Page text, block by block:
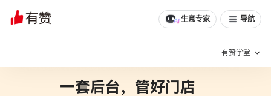
生意专家 导航
有赞学堂